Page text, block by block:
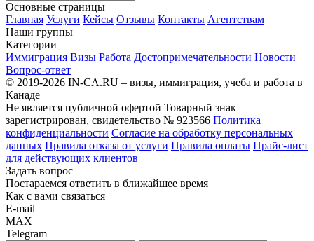
Основные страницы
Главная Услуги Кейсы Отзывы Контакты Агентствам
Наши группы
Категории
Иммиграция Визы Работа Достопримечательности Новости
Вопрос-ответ
© 2019-2026 IN-CA.RU – визы, иммиграция, учеба и работа в
Канаде
Не является публичной офертой Товарный знак
зарегистрирован, свидетельство № 923566 Политика
конфиденциальности Согласие на обработку персональных
данных Правила отказа от услуги Правила оплаты Прайс-лист
для действующих клиентов
Задать вопрос
Постараемся ответить в ближайшее время
Как с вами связаться
E-mail
MAX
Telegram